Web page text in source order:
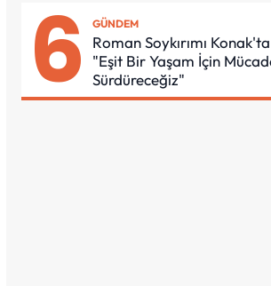
6 GÜNDEM
Roman Soykırımı Konak'ta
"Eşit Bir Yaşam İçin
Sürdüreceğiz"